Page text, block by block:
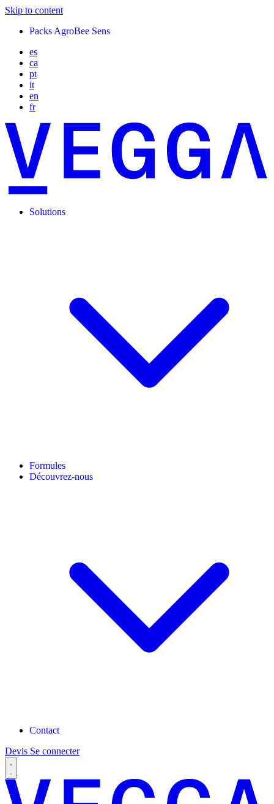
Skip to content
Packs AgroBee Sens
es
ca
pt
it
en
fr
Solutions
Formules
Découvrez-nous
Contact
Devis Se connecter